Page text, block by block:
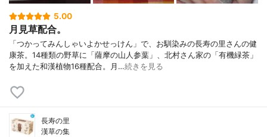
5.00
月見草配合。
「つかってみんしゃいよかせっけん」で、お馴染みの長寿の里さんの健
康茶。14種類の野草に「薩摩の山人参葉」、北村さん家の「有機緑茶」
を加えた和漢植物16種配合。月…続きを見る
長寿の里
漢草の集